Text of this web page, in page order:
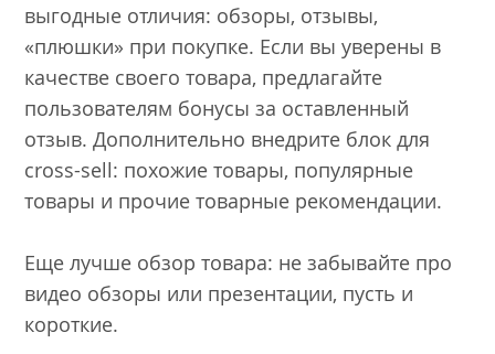
выгодные отличия: обзоры, отзывы,
«плюшки» при покупке. Если вы уверены в
качестве своего товара, предлагайте
пользователям бонусы за оставленный
отзыв. Дополнительно внедрите блок для
cross-sell: похожие товары, популярные
товары и прочие товарные рекомендации.
Еще лучше обзор товара: не забывайте про
видео обзоры или презентации, пусть и
короткие.